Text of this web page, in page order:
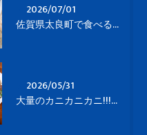
2026/07/01
佐賀県太良町で食べる竹崎蟹🦀
2026/05/31
大量のカニカニカニ!!!太良でのランチは竹崎蟹で🦀